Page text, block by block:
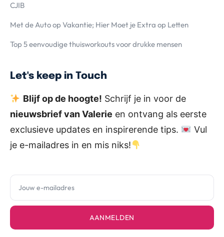
CJIB
Met de Auto op Vakantie; Hier Moet je Extra op Letten
Top 5 eenvoudige thuisworkouts voor drukke mensen
Let's keep in Touch
Blijf op de hoogte! Schrijf je in voor de
nieuwsbrief van Valerie en ontvang als eerste
exclusieve updates en inspirerende tips.
Vul
je e-mailadres in en mis niks!
AANMELDEN